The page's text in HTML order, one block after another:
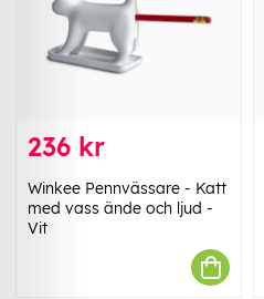
236 kr
Winkee Pennvässare - Katt
med vass ände och ljud -
Vit